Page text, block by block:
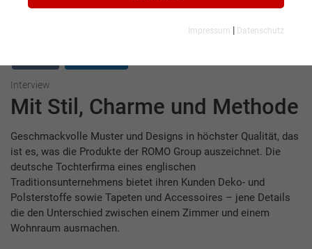
Interview
Mit Stil, Charme und Methode
Geschmackvolle Muster und Designs in höchster Qualität, das
ist es, was die Produkte der ROMO Group auszeichnet. Die
deutsche Tochterfirma eines englischen
Traditionsunternehmens bietet ihren Kunden Deko- und
Polsterstoffe sowie Tapeten und Accessoires – jene Details
die den Unterschied zwischen einem Zimmer und einem
Wohnraum ausmachen.
Impressum | Datenschutz